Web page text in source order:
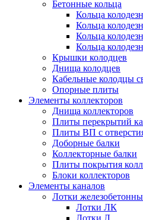
Бетонные кольца
Кольца
Кольца
Кольца
Кольца
Крышки колодцев
Днища колодцев
Кабельные колодцы
Опорные плиты
Элементы коллекторов
Днища коллекторов
Плиты перекрытий
Плиты ВП с
Доборные балки
Коллекторные балки
Плиты покрытия
Блоки коллекторов
Элементы каналов
Лотки
Лотки ЛК
Лотки Л